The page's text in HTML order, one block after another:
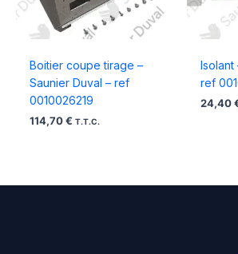
Boitier coupe tirage –
Saunier Duval – ref
0010026219
114,70 € T.T.C.
Isolant
ref
24,40